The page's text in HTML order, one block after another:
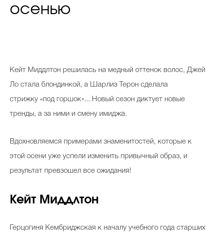
осенью
Кейт Миддлтон решилась на медный оттенок волос, Джей
Ло стала блондинкой, а Шарлиз Терон сделала
стрижку «под горшок»... Новый сезон диктует новые
тренды, а за ними и смену имиджа.
Вдохновляемся примерами знаменитостей, которые к
этой осени уже успели изменить привычный образ, и
результат превзошел все ожидания!
Кейт Миддлтон
Герцогиня Кембриджская к началу учебного года старших